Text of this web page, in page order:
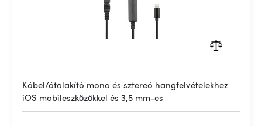
Kábel/átalakító mono és sztereó hangfelvételekhez
iOS mobileszközökkel és 3,5 mm-es